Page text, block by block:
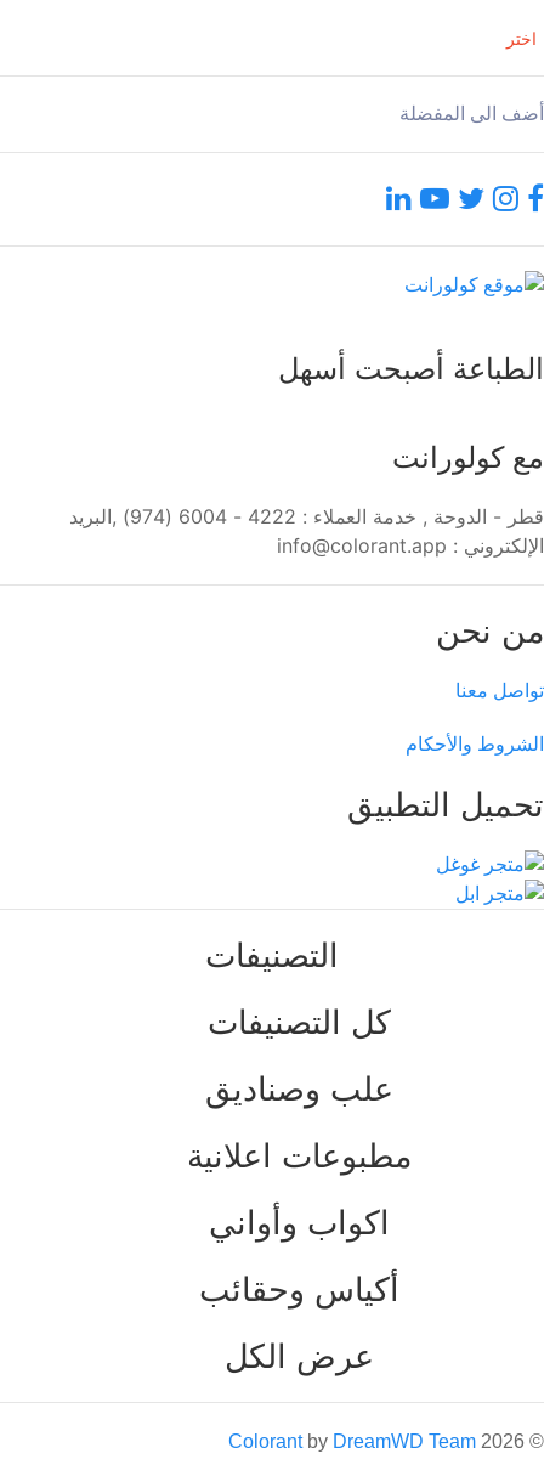
اختر
أضف الى المفضلة
الطباعة أصبحت أسهل
مع كولورانت
قطر - الدوحة , خدمة العملاء : 4222 - 6004 (974) ,البريد
الإلكتروني : info@colorant.app
من نحن
تواصل معنا
الشروط والأحكام
تحميل التطبيق
التصنيفات
كل التصنيفات
علب وصناديق
مطبوعات اعلانية
اكواب وأواني
أكياس وحقائب
عرض الكل
©
2026
Colorantby DreamWD Team